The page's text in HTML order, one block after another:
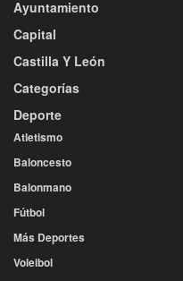
Ayuntamiento
Capital
Castilla Y León
Categorías
Deporte
Atletismo
Baloncesto
Balonmano
Fútbol
Más Deportes
Voleibol